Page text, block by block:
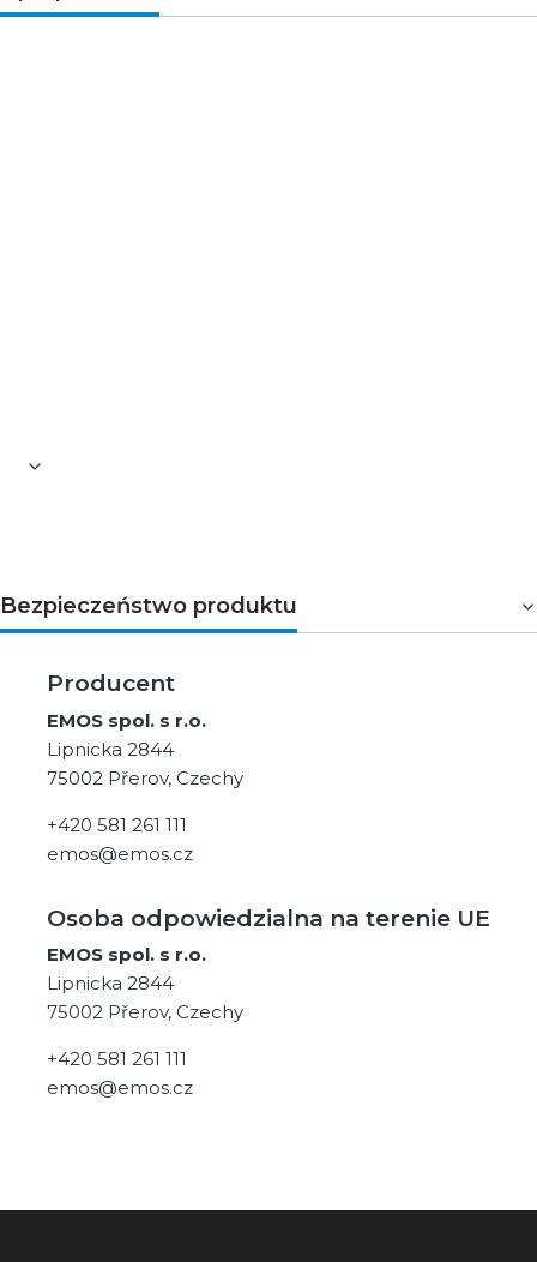
Bezpieczeństwo produktu
Producent
EMOS spol. s r.o.
Lipnicka 2844
75002 Přerov, Czechy
+420 581 261 111
emos@emos.cz
Osoba odpowiedzialna na terenie UE
EMOS spol. s r.o.
Lipnicka 2844
75002 Přerov, Czechy
+420 581 261 111
emos@emos.cz